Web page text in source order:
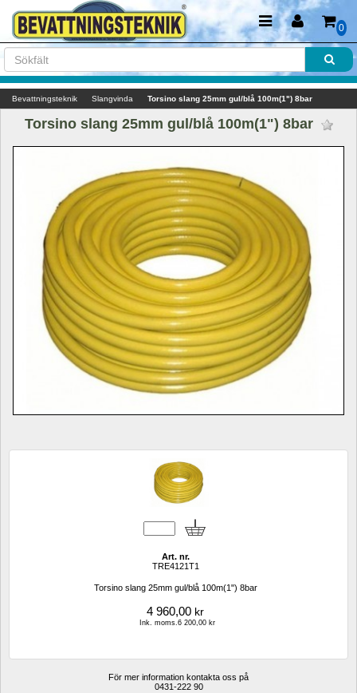
0
Bevattningsteknik Slangvinda Torsino slang 25mm gul/blå 100m(1") 8bar
Torsino slang 25mm gul/blå 100m(1") 8bar
Art. nr.
TRE4121T1
Torsino slang 25mm gul/blå 100m(1") 8bar
4 960,00 kr
Ink. moms.6 200,00 kr
För mer information kontakta oss på
0431-222 90